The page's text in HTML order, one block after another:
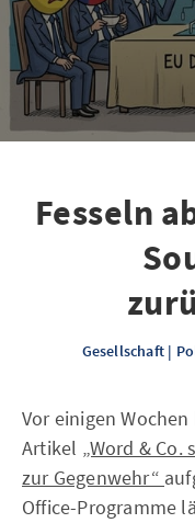
Fesseln
Gesellschaft |
Vor einigen
Artikel „Word &
zur Gegenwehr“
Office-Programme